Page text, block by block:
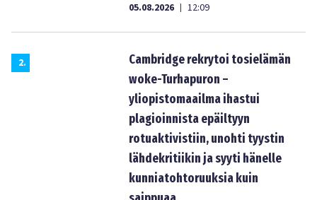
05.08.2026 | 12:09
2.
Cambridge rekrytoi tosielämän
woke-Turhapuron –
yliopistomaailma ihastui
plagioinnista epäiltyyn
rotuaktivistiin, unohti tyystin
lähdekritiikin ja syyti hänelle
kunniatohtoruuksia kuin